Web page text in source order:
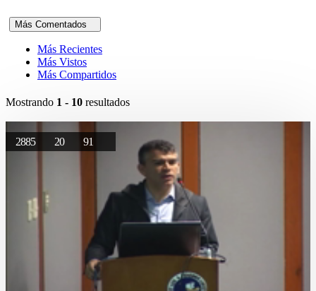
Más Comentados
Más Recientes
Más Vistos
Más Compartidos
Mostrando 1 - 10 resultados
2885 20 91